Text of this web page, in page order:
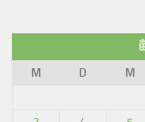
M
D M